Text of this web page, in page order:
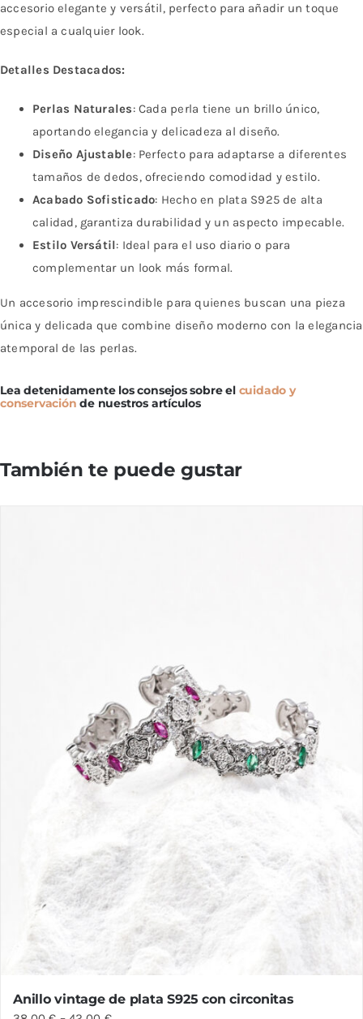
accesorio elegante y versátil, perfecto para añadir un toque
especial a cualquier look.
Detalles Destacados:
Perlas Naturales: Cada perla tiene un brillo único,
aportando elegancia y delicadeza al diseño.
Diseño Ajustable: Perfecto para adaptarse a diferentes
tamaños de dedos, ofreciendo comodidad y estilo.
Acabado Sofisticado: Hecho en plata S925 de alta
calidad, garantiza durabilidad y un aspecto impecable.
Estilo Versátil: Ideal para el uso diario o para
complementar un look más formal.
Un accesorio imprescindible para quienes buscan una pieza
única y delicada que combine diseño moderno con la elegancia
atemporal de las perlas.
Lea detenidamente los consejos sobre el cuidado y
conservación de nuestros artículos
También te puede gustar
Anillo vintage de plata S925 con circonitas